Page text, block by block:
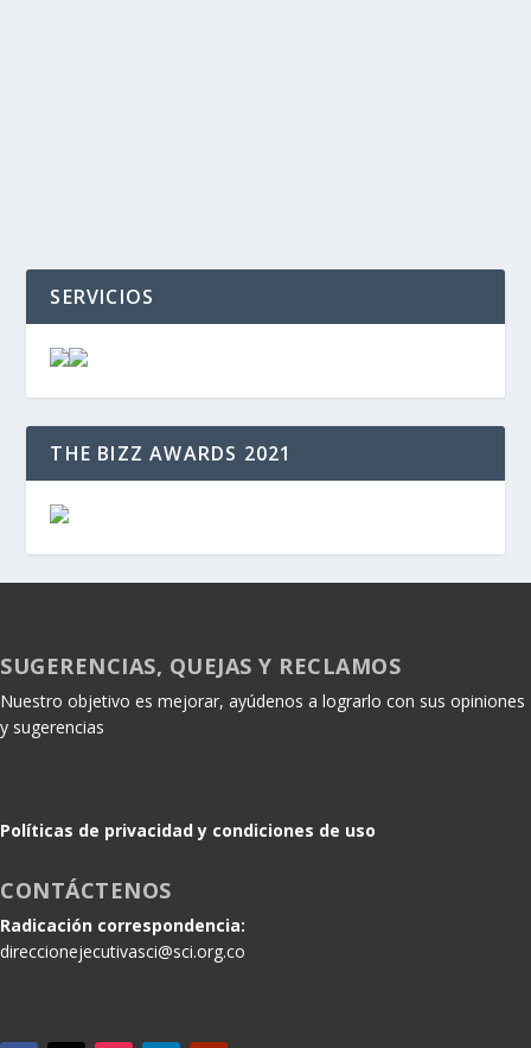
SERVICIOS
THE BIZZ AWARDS 2021
SUGERENCIAS, QUEJAS Y RECLAMOS
Nuestro objetivo es mejorar, ayúdenos a lograrlo con sus opiniones
y sugerencias
Políticas de privacidad y condiciones de uso
CONTÁCTENOS
Radicación correspondencia:
direccionejecutivasci@sci.org.co